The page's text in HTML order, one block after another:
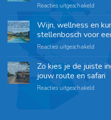
Reacties uitgeschakeld
Wijn, wellness en
stellenbosch voor
Reacties uitgeschakeld
Zo kies je de juiste
jouw route en safari
Reacties uitgeschakeld